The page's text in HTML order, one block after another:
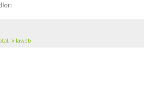
, Vilaweb